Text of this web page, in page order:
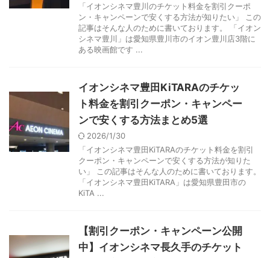
「イオンシネマ豊川のチケット料金を割引クーポ
ン・キャンペーンで安くする方法が知りたい」 この
記事はそんな人のために書いております。 「イオン
シネマ豊川」は愛知県豊川市のイオン豊川店3階に
ある映画館です ...
イオンシネマ豊田KiTARAのチケッ
ト料金を割引クーポン・キャンペー
ンで安くする方法まとめ5選
2026/1/30
「イオンシネマ豊田KiTARAのチケット料金を割引
クーポン・キャンペーンで安くする方法が知りた
い」 この記事はそんな人のために書いております。
「イオンシネマ豊田KiTARA」は愛知県豊田市の
KiTA ...
【割引クーポン・キャンペーン公開
中】イオンシネマ長久手のチケット